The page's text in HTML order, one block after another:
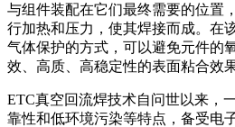
与组件装配在它们最终需要的位置
行加热和压力，使其焊接而成。在
气体保护的方式，可以避免元件的
效、高质、高稳定性的表面粘合效果
ETC真空回流焊技术自问世以来，
靠性和低环境污染等特点，备受电